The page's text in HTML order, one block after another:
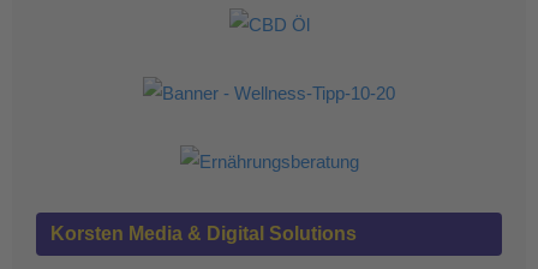
Korsten Media & Digital Solutions